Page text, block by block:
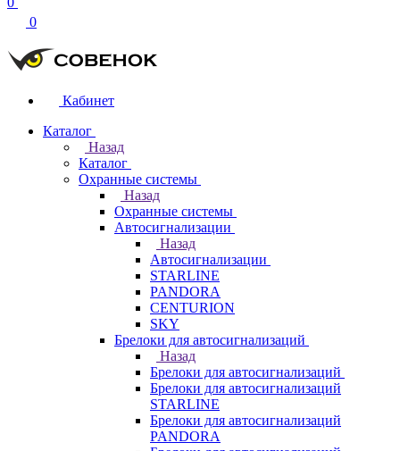
0
Кабинет
Каталог
Назад
Каталог
Охранные системы
Назад
Охранные системы
Автосигнализации
Назад
Автосигнализации
STARLINE
PANDORA
CENTURION
SKY
Брелоки для автосигнализаций
Назад
Брелоки для автосигнализаций
Брелоки для автосигнализаций
STARLINE
Брелоки для автосигнализаций
PANDORA